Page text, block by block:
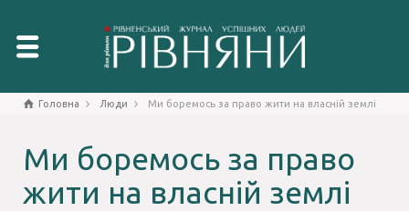
Головна Люди Ми боремось за право жити на власній землі
Ми боремось за право
жити на власній землі